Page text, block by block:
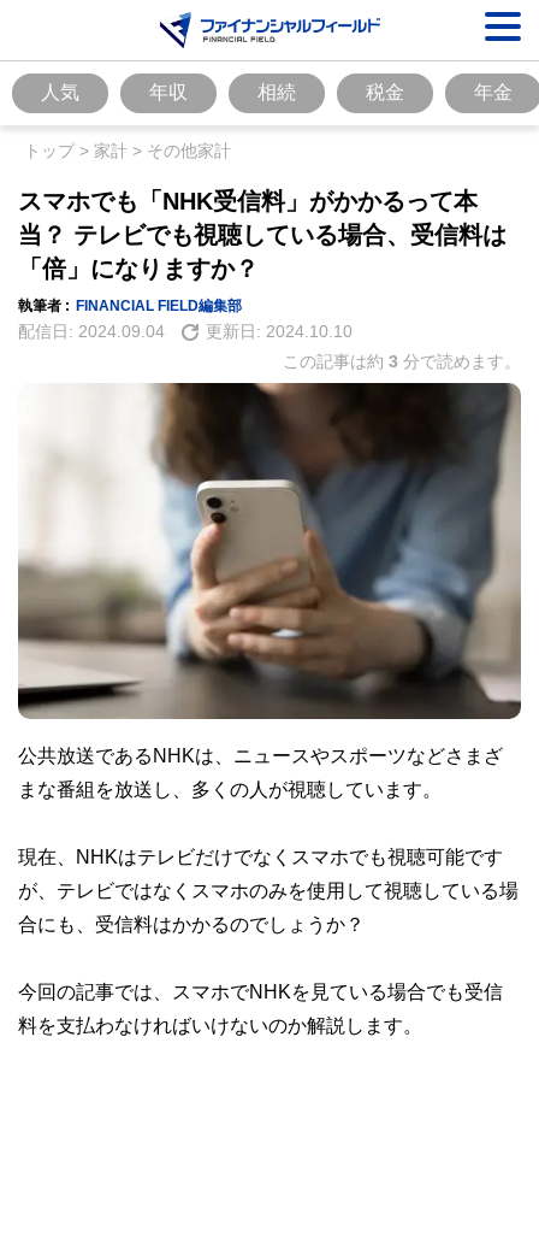
人気 年収 相続 税金 年金
トップ> 家計 > その他家計
スマホでも「NHK受信料」がかかるって本
当？ テレビでも視聴している場合、受信料は
「倍」になりますか？
執筆者 : FINANCIAL FIELD編集部
配信日: 2024.09.04 更新日: 2024.10.10
この記事は約 3 分で読めます。
公共放送であるNHKは、ニュースやスポーツなどさまざ
まな番組を放送し、多くの人が視聴しています。
現在、NHKはテレビだけでなくスマホでも視聴可能です
が、テレビではなくスマホのみを使用して視聴している場
合にも、受信料はかかるのでしょうか？
今回の記事では、スマホでNHKを見ている場合でも受信
料を支払わなければいけないのか解説します。